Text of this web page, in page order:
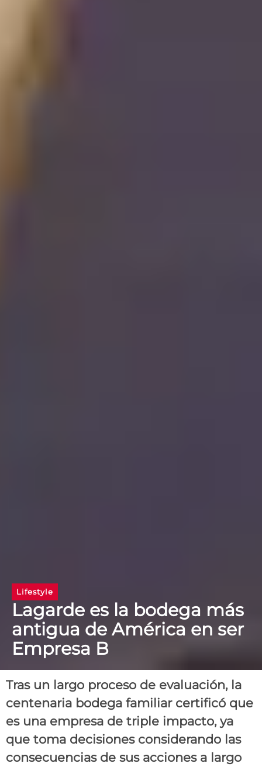
Lifestyle
Lagarde es la bodega más
antigua de América en ser
Empresa B
Tras un largo proceso de evaluación, la
centenaria bodega familiar certificó que
es una empresa de triple impacto, ya
que toma decisiones considerando las
consecuencias de sus acciones a largo